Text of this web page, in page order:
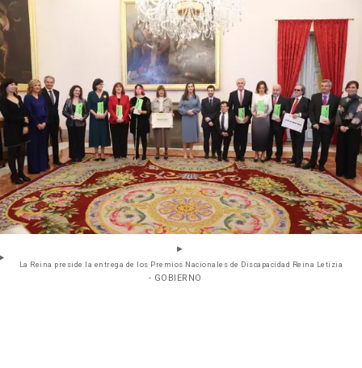
La Reina preside la entrega de los Premios Nacionales de Discapacidad Reina Letizia
- GOBIERNO